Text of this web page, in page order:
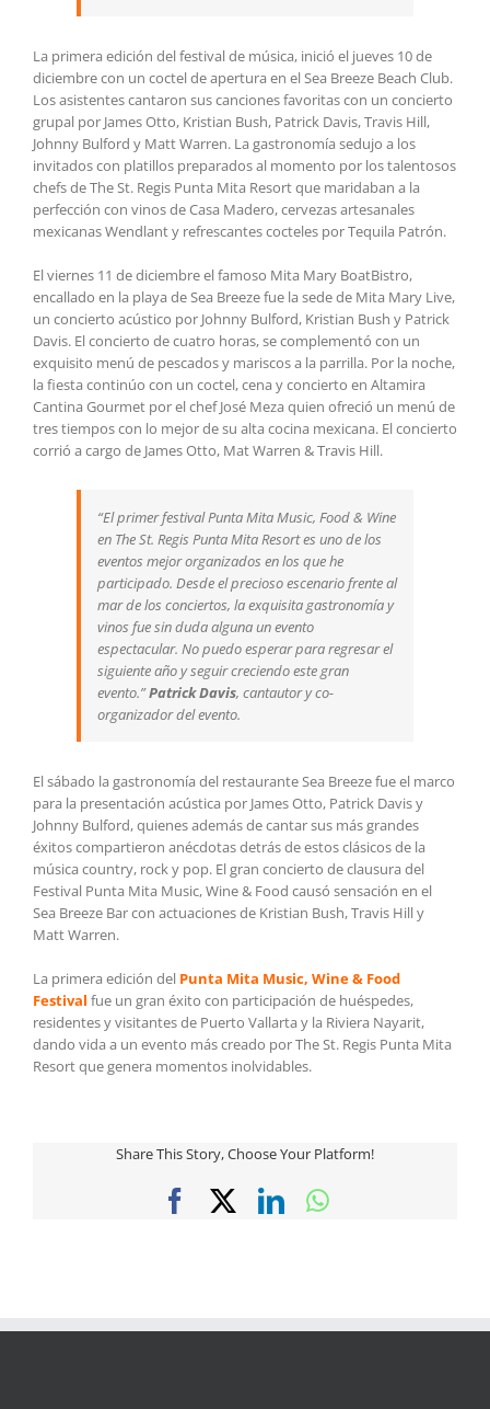
La primera edición del festival de música, inició el jueves 10 de
diciembre con un coctel de apertura en el Sea Breeze Beach Club.
Los asistentes cantaron sus canciones favoritas con un concierto
grupal por James Otto, Kristian Bush, Patrick Davis, Travis Hill,
Johnny Bulford y Matt Warren. La gastronomía sedujo a los
invitados con platillos preparados al momento por los talentosos
chefs de The St. Regis Punta Mita Resort que maridaban a la
perfección con vinos de Casa Madero, cervezas artesanales
mexicanas Wendlant y refrescantes cocteles por Tequila Patrón.
El viernes 11 de diciembre el famoso Mita Mary BoatBistro,
encallado en la playa de Sea Breeze fue la sede de Mita Mary Live,
un concierto acústico por Johnny Bulford, Kristian Bush y Patrick
Davis. El concierto de cuatro horas, se complementó con un
exquisito menú de pescados y mariscos a la parrilla. Por la noche,
la fiesta continúo con un coctel, cena y concierto en Altamira
Cantina Gourmet por el chef José Meza quien ofreció un menú de
tres tiempos con lo mejor de su alta cocina mexicana. El concierto
corrió a cargo de James Otto, Mat Warren & Travis Hill.
“El primer festival Punta Mita Music, Food & Wine
en The St. Regis Punta Mita Resort es uno de los
eventos mejor organizados en los que he
participado. Desde el precioso escenario frente al
mar de los conciertos, la exquisita gastronomía y
vinos fue sin duda alguna un evento
espectacular. No puedo esperar para regresar el
siguiente año y seguir creciendo este gran
evento.”Patrick Davis, cantautor y co-
organizador del evento.
El sábado la gastronomía del restaurante Sea Breeze fue el marco
para la presentación acústica por James Otto, Patrick Davis y
Johnny Bulford, quienes además de cantar sus más grandes
éxitos compartieron anécdotas detrás de estos clásicos de la
música country, rock y pop. El gran concierto de clausura del
Festival Punta Mita Music, Wine & Food causó sensación en el
Sea Breeze Bar con actuaciones de Kristian Bush, Travis Hill y
Matt Warren.
La primera edición del Punta Mita Music, Wine & Food
Festival fue un gran éxito con participación de huéspedes,
residentes y visitantes de Puerto Vallarta y la Riviera Nayarit,
dando vida a un evento más creado por The St. Regis Punta Mita
Resort que genera momentos inolvidables.
Share This Story, Choose Your Platform!
FacebookLinkedInWhatsApp